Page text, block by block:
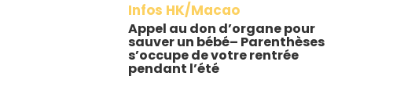
Infos HK/Macao
Appel au don d’organe pour
sauver un bébé– Parenthèses
s’occupe de votre rentrée
pendant l’été